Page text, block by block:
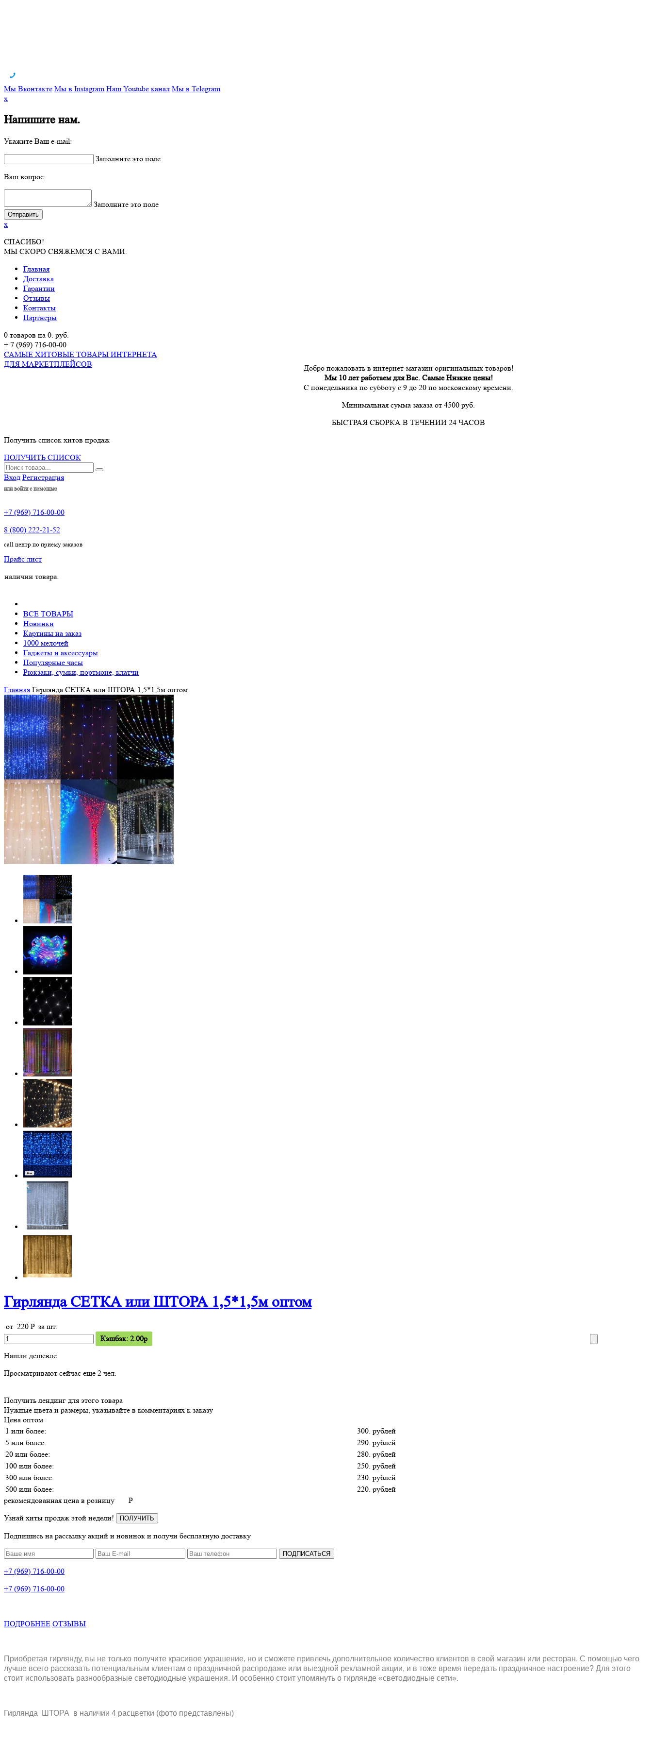
Мы Вконтакте Мы в Instagram Наш Youtube канал Мы в Telegram
x
Напишите нам.
Укажите Ваш e-mail:
Заполните это поле
Ваш вопрос:
Заполните это поле
x
СПАСИБО!
МЫ СКОРО СВЯЖЕМСЯ С ВАМИ.
Главная
Доставка
Гарантии
Отзывы
Контакты
Партнеры
0 товаров на 0. руб.
+ 7 (969) 716-00-00
САМЫЕ ХИТОВЫЕ ТОВАРЫ ИНТЕРНЕТА
ДЛЯ МАРКЕТПЛЕЙСОВ
Добро пожаловать в интернет-магазин оригинальных товаров!
Мы 10 лет работаем для Вас. Самые Низкие цены!
С понедельника по субботу с 9 до 20 по московскому времени.
Минимальная сумма заказа от 4500 руб.
БЫСТРАЯ СБОРКА В ТЕЧЕНИИ 24 ЧАСОВ
Получить список хитов продаж
ПОЛУЧИТЬ СПИСОК
Вход Регистрация
или войти с помощью
+7 (969) 716-00-00
8 (800) 222-21-52
call центр по приему заказов
Прайс лист
товара.
ВСЕ ТОВАРЫ
Новинки
Картины на заказ
1000 мелочей
Гаджеты и аксессуары
Популярные часы
Рюкзаки, сумки, портмоне, клатчи
Главная Гирлянда СЕТКА или ШТОРА 1,5*1,5м оптом
Гирлянда СЕТКА или ШТОРА 1,5*1,5м оптом
от 220 Pза шт.
Кэшбэк: 2.00p
Нашли дешевле
Просматривают сейчас еще 2 чел.
Получить лендинг для этого товара
Нужные цвета и размеры, указывайте в комментариях к заказу
Цена оптом
1 или более:
300. рублей
5 или более:
290. рублей
20 или более:
280. рублей
100 или более:
250. рублей
300 или более:
230. рублей
500 или более:
220. рублей
рекомендованная цена в розницу
P
Узнай хиты продаж этой недели!
ПОЛУЧИТЬ
Подпишись на рассылку акций и новинок и получи бесплатную доставку
ПОДПИСАТЬСЯ
+7 (969) 716-00-00
+7 (969) 716-00-00
ПОДРОБНЕЕ ОТЗЫВЫ
Приобретая гирлянду, вы не только получите красивое украшение, но и сможете привлечь дополнительное количество клиентов в свой магазин или ресторан. С помощью чего
лучше всего рассказать потенциальным клиентам о праздничной распродаже или выездной рекламной акции, и в тоже время передать праздничное настроение? Для этого
стоит использовать разнообразные светодиодные украшения. И особенно стоит упомянуть о гирлянде «светодиодные сети».
Гирлянда ШТОРА в наличии 4 расцветки (фото представлены)